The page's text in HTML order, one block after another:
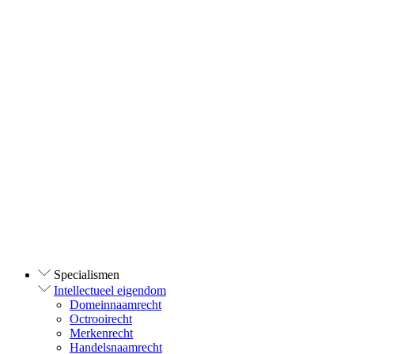
Specialismen
Intellectueel eigendom
Domeinnaamrecht
Octrooirecht
Merkenrecht
Handelsnaamrecht